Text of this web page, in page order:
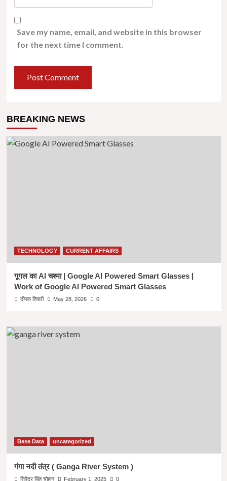
Save my name, email, and website in this browser
for the next time I comment.
BREAKING NEWS
TECHNOLOGY CURRENT AFFAIRS
गूगल का AI चश्मा | Google AI Powered Smart Glasses |
Work of Google AI Powered Smart Glasses
दीपक तिवारी May 28, 2026 0
Base Data uncategorized
गंगा नदी तंत्र ( Ganga River System )
शिवेंद्र सिंह चौहान February 1, 2025 0